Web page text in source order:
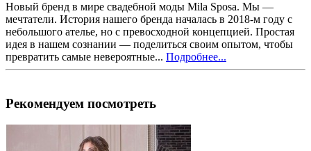
Новый бренд в мире свадебной моды Mila Sposa. Мы —
мечтатели. История нашего бренда началась в 2018-м году с
небольшого ателье, но с превосходной концепцией. Простая
идея в нашем сознании — поделиться своим опытом, чтобы
превратить самые невероятные... Подробнее...
Рекомендуем посмотреть